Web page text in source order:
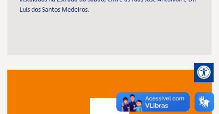
Luís dos Santos Medeiros.